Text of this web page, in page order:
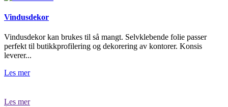
Vindusdekor
Vindusdekor kan brukes til så mangt. Selvklebende folie passer
perfekt til butikkprofilering og dekorering av kontorer. Konsis
leverer...
Les mer
Les mer